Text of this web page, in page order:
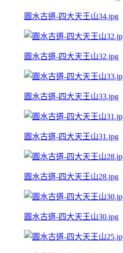
圓水古道-四大天王山34.jpg
圓水古道-四大天王山32.jpg
圓水古道-四大天王山33.jpg
圓水古道-四大天王山31.jpg
圓水古道-四大天王山28.jpg
圓水古道-四大天王山30.jpg